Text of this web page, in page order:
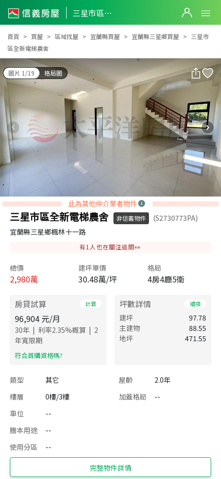
三星市區全新電梯農舍
三星市區全新電梯農舍
首頁 買屋 區域找屋 宜蘭縣買屋 宜蘭縣三星鄉買屋
三星市
區全新電梯農舍
圖片 1/19 格局圖
此為其他仲介業者物件
三星市區全新電梯農舍 非信義物件
(S2730773PA)
宜蘭縣三星鄉楓林十一路
有1 人也在關注這間👀
總價
2,980萬
建坪單價
30.48萬/坪
格局
4房4廳5衛
房貸試算 計算
96,904 元/月
30年 | 利率2.35%概算 | 2
年寬限期
​符合首購資格嗎?
坪數詳情 細項
建坪
97.78
主建物
88.55
地坪
471.55
類型 其它 屋齡
2.0年
樓層
0樓/3樓 加蓋格局
--
車位
--
謄本用途
--
使用分區
--
完整物件詳情